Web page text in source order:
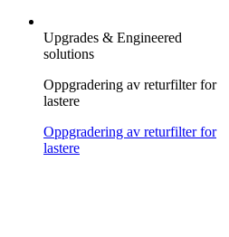
Upgrades & Engineered
solutions
Oppgradering av returfilter for
lastere
Oppgradering av returfilter for
lastere